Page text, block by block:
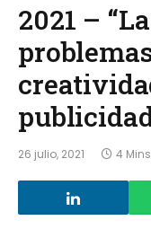
2021 –
26 julio, 2021 4